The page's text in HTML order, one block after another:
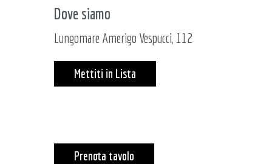
Dove siamo
Lungomare Amerigo Vespucci, 112
Mettiti in Lista
Prenota tavolo